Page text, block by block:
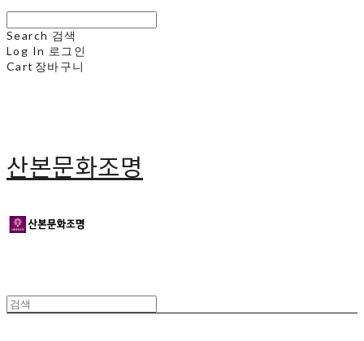
Search 검색
Log In 로그인
Cart 장바구니
산본문화조명